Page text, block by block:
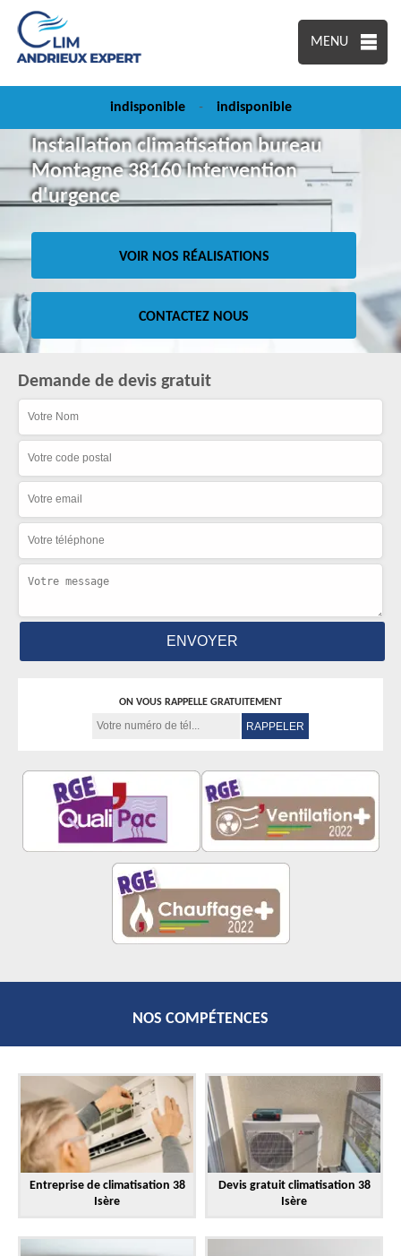
MENU
indisponible - indisponible
Installation climatisation bureau
Montagne 38160 Intervention
d'urgence
VOIR NOS RÉALISATIONS
CONTACTEZ NOUS
Demande de devis gratuit
ON VOUS RAPPELLE GRATUITEMENT
NOS COMPÉTENCES
Entreprise de climatisation 38
Isère
Devis gratuit climatisation 38
Isère